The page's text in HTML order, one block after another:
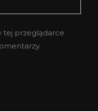
tej przeglądarce